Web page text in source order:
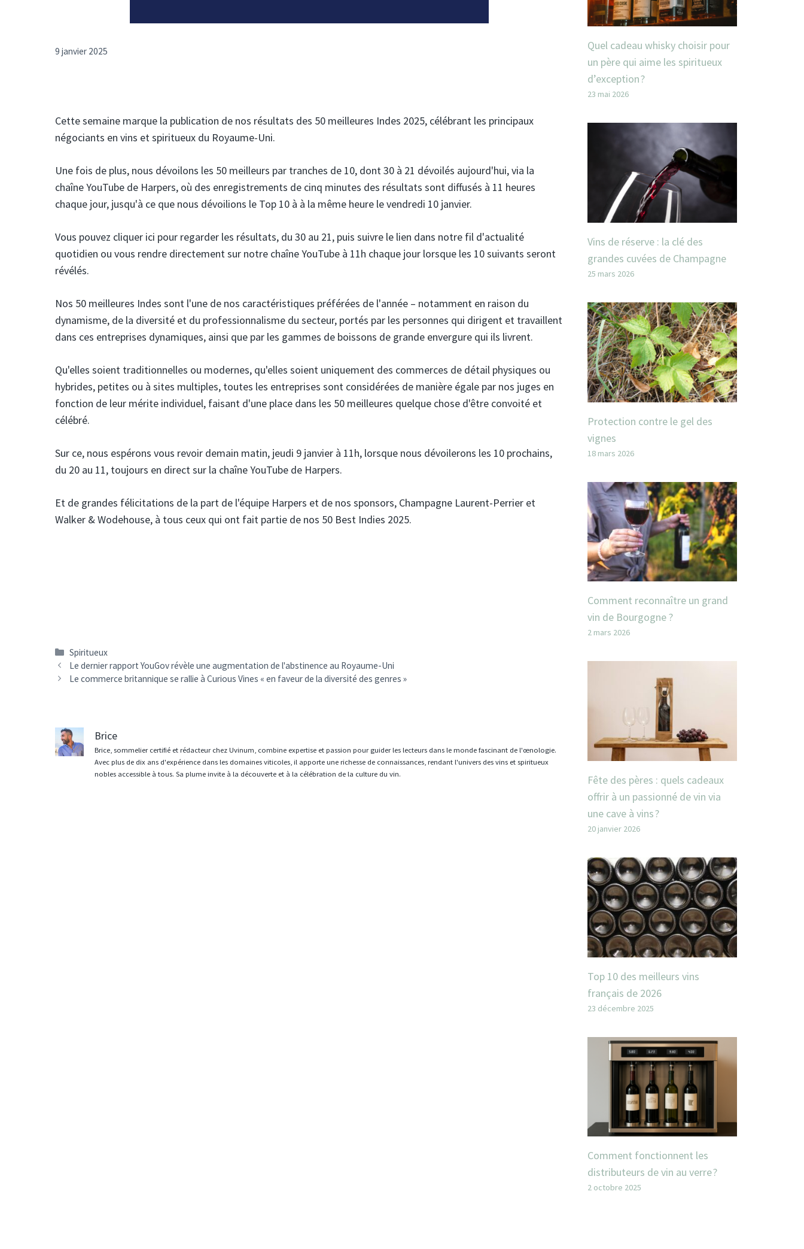
9 janvier 2025
Cette semaine marque la publication de nos résultats des 50 meilleures Indes 2025, célébrant les principaux
négociants en vins et spiritueux du Royaume-Uni.
Une fois de plus, nous dévoilons les 50 meilleurs par tranches de 10, dont 30 à 21 dévoilés aujourd'hui, via la
chaîne YouTube de Harpers, où des enregistrements de cinq minutes des résultats sont diffusés à 11 heures
chaque jour, jusqu'à ce que nous dévoilions le Top 10 à à la même heure le vendredi 10 janvier.
Vous pouvez cliquer ici pour regarder les résultats, du 30 au 21, puis suivre le lien dans notre fil d'actualité
quotidien ou vous rendre directement sur notre chaîne YouTube à 11h chaque jour lorsque les 10 suivants seront
révélés.
Nos 50 meilleures Indes sont l'une de nos caractéristiques préférées de l'année – notamment en raison du
dynamisme, de la diversité et du professionnalisme du secteur, portés par les personnes qui dirigent et travaillent
dans ces entreprises dynamiques, ainsi que par les gammes de boissons de grande envergure qui ils livrent.
Qu'elles soient traditionnelles ou modernes, qu'elles soient uniquement des commerces de détail physiques ou
hybrides, petites ou à sites multiples, toutes les entreprises sont considérées de manière égale par nos juges en
fonction de leur mérite individuel, faisant d'une place dans les 50 meilleures quelque chose d'être convoité et
célébré.
Sur ce, nous espérons vous revoir demain matin, jeudi 9 janvier à 11h, lorsque nous dévoilerons les 10 prochains,
du 20 au 11, toujours en direct sur la chaîne YouTube de Harpers.
Et de grandes félicitations de la part de l'équipe Harpers et de nos sponsors, Champagne Laurent-Perrier et
Walker & Wodehouse, à tous ceux qui ont fait partie de nos 50 Best Indies 2025.
Catégories
Spiritueux
Navigation
des
Le dernier rapport YouGov révèle une augmentation de l'abstinence au Royaume-Uni
Le commerce britannique se rallie à Curious Vines « en faveur de la diversité des genres »
Brice
Brice, sommelier certifié et rédacteur chez Uvinum, combine expertise et passion pour guider les lecteurs dans le monde fascinant de l'œnologie.
Avec plus de dix ans d'expérience dans les domaines viticoles, il apporte une richesse de connaissances, rendant l'univers des vins et spiritueux
nobles accessible à tous. Sa plume invite à la découverte et à la célébration de la culture du vin.
Quel cadeau whisky choisir pour
un père qui aime les spiritueux
d’exception ?
23 mai 2026
Vins de réserve : la clé des
grandes cuvées de Champagne
25 mars 2026
Protection contre le gel des
vignes
18 mars 2026
Comment reconnaître un grand
vin de Bourgogne ?
2 mars 2026
Fête des pères : quels cadeaux
offrir à un passionné de vin via
une cave à vins ?
20 janvier 2026
Top 10 des meilleurs vins
français de 2026
23 décembre 2025
Comment fonctionnent les
distributeurs de vin au verre ?
2 octobre 2025